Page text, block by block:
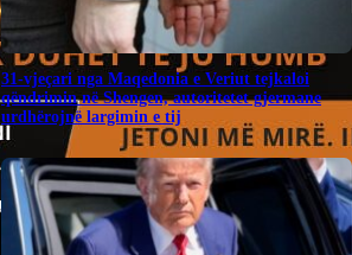
31-vjeçari nga Maqedonia e Veriut tejkaloi
qëndrimin në Shengen, autoritetet gjermane
urdhërojnë largimin e tij